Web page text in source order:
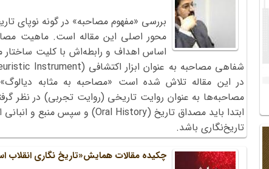
بررسی «مفهوم مصاحبه» در گونه نوپای
محور اصلی این مقاله است. ماهیت
اساس اهداف و رابطه‌اش با کلیت
در این مقاله تلاش شده است «مصاحبه به مثابه
مصاحبه‌ها به عنوان روایت تاریخی (روایت تجربی) در نظر
تاریخ‌نگاری باشد.
چکیده مقالات همایش«تاریخ نگاری انقلاب